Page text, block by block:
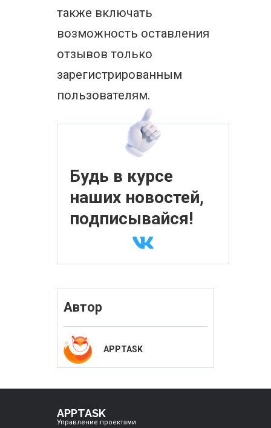
также включать
возможность оставления
отзывов только
зарегистрированным
пользователям.
Будь в курсе
наших новостей,
подписывайся!
Автор
APPTASK
APPTASK
Управление проектами